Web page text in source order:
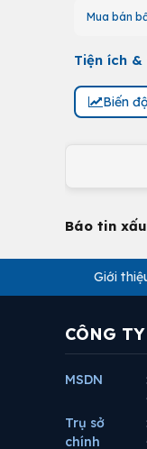
Mua bán
Tiện ích
Biến
Báo tin xấu
Giới
CÔNG
MSDN
Trụ sở
chính